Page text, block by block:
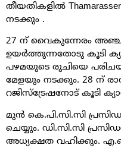
തീയതികളിൽ
നടക്കും .
27 ന് വൈകുന്നേരം
ഉയർത്തുന്നതോടു കൂടി
പഴമയുടെ രുചിയെ
മേളയും നടക്കും. 28 ന്
റജിസ്ട്രേഷനോട് കൂടി
മുൻ കെ.പി.സി.സി
ചെയ്യും. ഡി.സി.സി
അധ്യക്ഷത വഹിക്കും.